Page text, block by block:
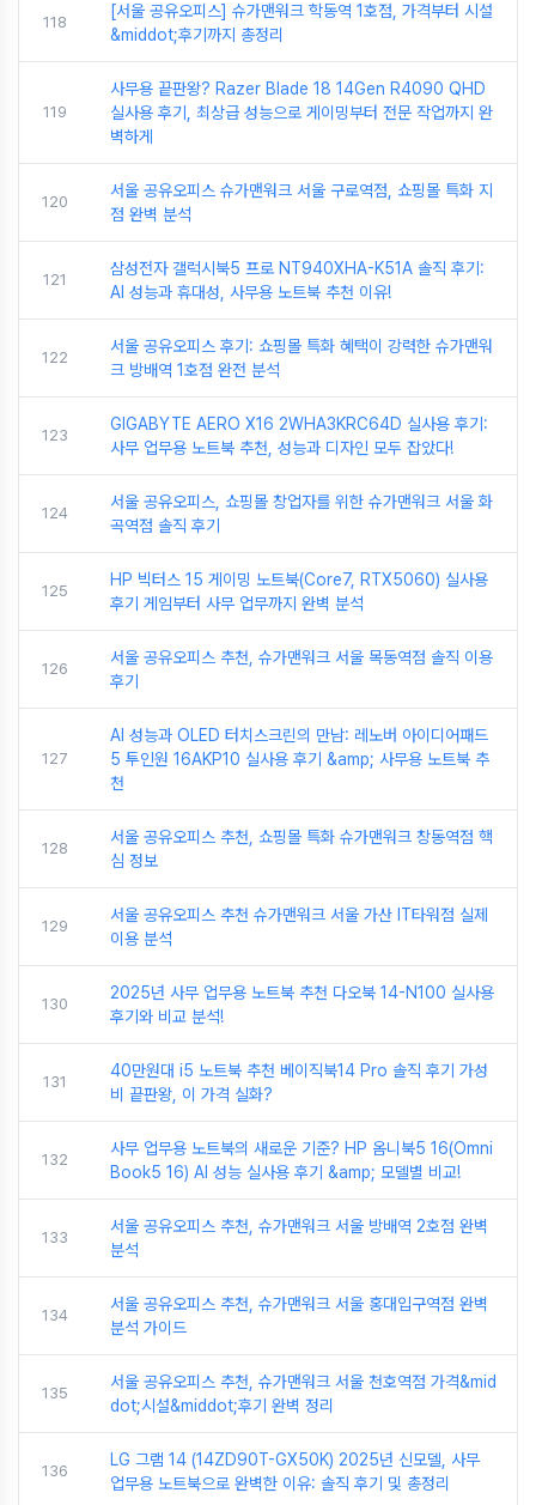
118
[서울 공유오피스] 슈가맨워크 학동역 1호점, 가격부터 시설
&middot;후기까지 총정리
119
사무용 끝판왕? Razer Blade 18 14Gen R4090 QHD
실사용 후기, 최상급 성능으로 게이밍부터 전문 작업까지 완
벽하게
120
서울 공유오피스 슈가맨워크 서울 구로역점, 쇼핑몰 특화 지
점 완벽 분석
121
삼성전자 갤럭시북5 프로 NT940XHA-K51A 솔직 후기:
AI 성능과 휴대성, 사무용 노트북 추천 이유!
122
서울 공유오피스 후기: 쇼핑몰 특화 혜택이 강력한 슈가맨워
크 방배역 1호점 완전 분석
123
GIGABYTE AERO X16 2WHA3KRC64D 실사용 후기:
사무 업무용 노트북 추천, 성능과 디자인 모두 잡았다!
124
서울 공유오피스, 쇼핑몰 창업자를 위한 슈가맨워크 서울 화
곡역점 솔직 후기
125
HP 빅터스 15 게이밍 노트북(Core7, RTX5060) 실사용
후기 게임부터 사무 업무까지 완벽 분석
126
서울 공유오피스 추천, 슈가맨워크 서울 목동역점 솔직 이용
후기
127
AI 성능과 OLED 터치스크린의 만남: 레노버 아이디어패드
5 투인원 16AKP10 실사용 후기 &amp; 사무용 노트북 추
천
128
서울 공유오피스 추천, 쇼핑몰 특화 슈가맨워크 창동역점 핵
심 정보
129
서울 공유오피스 추천 슈가맨워크 서울 가산 IT타워점 실제
이용 분석
130
2025년 사무 업무용 노트북 추천 다오북 14-N100 실사용
후기와 비교 분석!
131
40만원대 i5 노트북 추천 베이직북14 Pro 솔직 후기 가성
비 끝판왕, 이 가격 실화?
132
사무 업무용 노트북의 새로운 기준? HP 옴니북5 16(Omni
Book5 16) AI 성능 실사용 후기 &amp; 모델별 비교!
133
서울 공유오피스 추천, 슈가맨워크 서울 방배역 2호점 완벽
분석
134
서울 공유오피스 추천, 슈가맨워크 서울 홍대입구역점 완벽
분석 가이드
135
서울 공유오피스 추천, 슈가맨워크 서울 천호역점 가격&mid
dot;시설&middot;후기 완벽 정리
136
LG 그램 14 (14ZD90T-GX50K) 2025년 신모델, 사무
업무용 노트북으로 완벽한 이유: 솔직 후기 및 총정리